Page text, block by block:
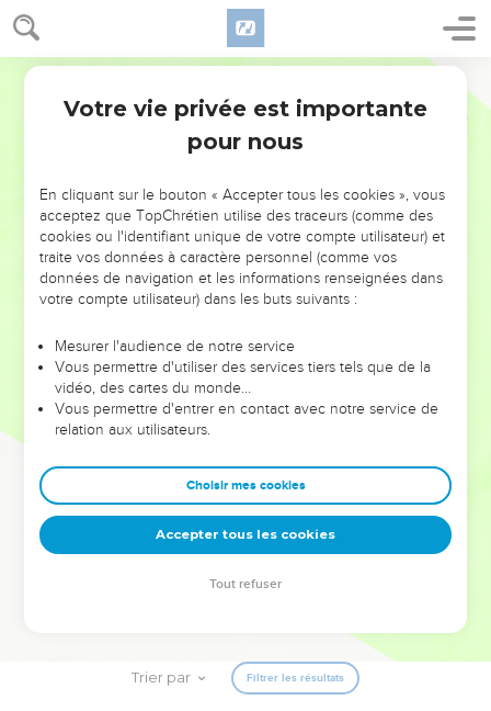
NE MANQUEZ PAS L’ÉVÉNEMENT
DE L’ANNÉE !
ET SI LEURS ERREURS POUVAIENT VOUS ÉVITER LES
VOTRES ?
leur foi ou leur vision. Mais on voit moins les doutes, les erreurs
et les saisons difficiles qu'ils ont traversés, alors même que ce
sont elles qui les ont façonnés.
Dans cette conférence, leaders, entrepreneurs, et responsables
clés pour avancer avec plus de sagesse afin que leurs erreurs
deviennent vos tremplins. Que vous guidiez un ministère, une
équipe, un groupe ou une famille, leur expérience est faite
pour vous.
Trier par Filtrer les résultats
Votre vie privée est importante
pour nous
En cliquant sur le bouton « Accepter tous les cookies », vous
acceptez que TopChrétien utilise des traceurs (comme des
cookies ou l'identifiant unique de votre compte utilisateur) et
traite vos données à caractère personnel (comme vos
données de navigation et les informations renseignées dans
votre compte utilisateur) dans les buts suivants :
Mesurer l'audience de notre service
Vous permettre d'utiliser des services tiers tels que de la
vidéo, des cartes du monde…
Vous permettre d'entrer en contact avec notre service de
relation aux utilisateurs.
Choisir mes cookies
Accepter tous les cookies
Tout refuser